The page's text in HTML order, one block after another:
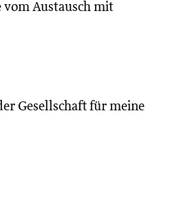
Austausch mit
Gesellschaft für meine